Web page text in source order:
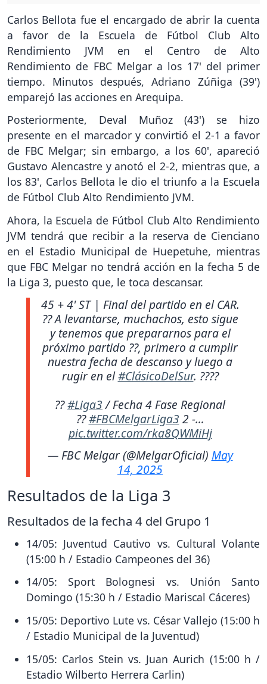
Carlos Bellota fue el encargado de abrir la cuenta
a favor de la Escuela de Fútbol Club Alto
Rendimiento JVM en el Centro de Alto
Rendimiento de FBC Melgar a los 17' del primer
tiempo. Minutos después, Adriano Zúñiga (39')
emparejó las acciones en Arequipa.
Posteriormente, Deval Muñoz (43') se hizo
presente en el marcador y convirtió el 2-1 a favor
de FBC Melgar; sin embargo, a los 60', apareció
Gustavo Alencastre y anotó el 2-2, mientras que, a
los 83', Carlos Bellota le dio el triunfo a la Escuela
de Fútbol Club Alto Rendimiento JVM.
Ahora, la Escuela de Fútbol Club Alto Rendimiento
JVM tendrá que recibir a la reserva de Cienciano
en el Estadio Municipal de Huepetuhe, mientras
que FBC Melgar no tendrá acción en la fecha 5 de
la Liga 3, puesto que, le toca descansar.
45 + 4' ST | Final del partido en el CAR.
?? A levantarse, muchachos, esto sigue
y tenemos que prepararnos para el
próximo partido ??, primero a cumplir
nuestra fecha de descanso y luego a
rugir en el#ClásicoDelSur. ????
??#Liga3/ Fecha 4 Fase Regional
??#FBCMelgarLiga3 2 -…
pic.twitter.com/rka8QWMiHj
— FBC Melgar (@MelgarOficial) May
14, 2025
Resultados de la Liga 3
Resultados de la fecha 4 del Grupo 1
14/05: Juventud Cautivo vs. Cultural Volante
(15:00 h / Estadio Campeones del 36)
14/05: Sport Bolognesi vs. Unión Santo
Domingo (15:30 h / Estadio Mariscal Cáceres)
15/05: Deportivo Lute vs. César Vallejo (15:00 h
/ Estadio Municipal de la Juventud)
15/05: Carlos Stein vs. Juan Aurich (15:00 h /
Estadio Wilberto Herrera Carlin)